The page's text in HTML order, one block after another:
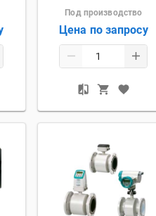
Под производство
Цена по запросу